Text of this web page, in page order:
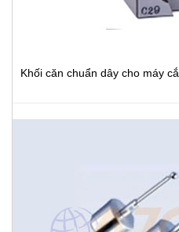
Khối căn chuẩn dây cho máy